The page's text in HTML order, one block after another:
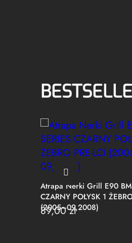
Atrapa Nerki Grill E90
CZARNY POŁYSK 1
(2005–09,2008)
89,00zł